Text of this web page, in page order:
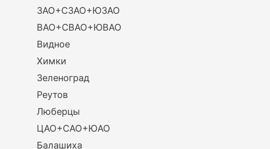
ЗАО+СЗАО+ЮЗАО
ВАО+СВАО+ЮВАО
Видное
Химки
Зеленоград
Реутов
Люберцы
ЦАО+САО+ЮАО
Балашиха